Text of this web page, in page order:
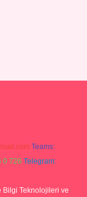
Teams:
0 726 Telegram:
Bilgi Teknolojileri ve